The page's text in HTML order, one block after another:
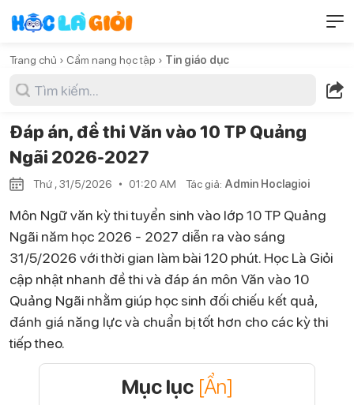
Trang chủ › Cẩm nang học tập › Tin giáo dục
Đáp án, đề thi Văn vào 10 TP Quảng
Ngãi 2026-2027
Thứ , 31/5/2026 01:20 AM Tác giả: Admin Hoclagioi
Môn Ngữ văn kỳ thi tuyển sinh vào lớp 10 TP Quảng
Ngãi năm học 2026 - 2027 diễn ra vào sáng
31/5/2026 với thời gian làm bài 120 phút. Học Là Giỏi
cập nhật nhanh đề thi và đáp án môn Văn vào 10
Quảng Ngãi nhằm giúp học sinh đối chiếu kết quả,
đánh giá năng lực và chuẩn bị tốt hơn cho các kỳ thi
tiếp theo.
Mục lục [Ẩn]